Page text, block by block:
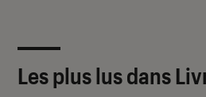
Les plus lus dans